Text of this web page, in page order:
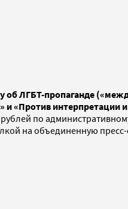
об ЛГБТ-пропаганде
«Против интерпретации и
по
на объединенную